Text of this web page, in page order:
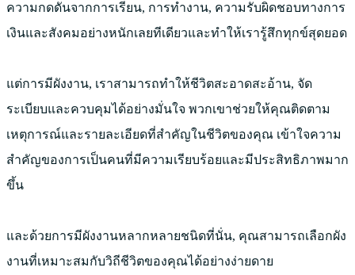
ความกดดันจากการเรียน, การทำงาน, ความรับผิดชอบทางการ
เงินและสังคมอย่างหนักเลยทีเดียวและทำให้เรารู้สึกทุกข์สุดยอด
แต่การมีผังงาน, เราสามารถทำให้ชีวิตสะอาดสะอ้าน, จัด
ระเบียบและควบคุมได้อย่างมั่นใจ พวกเขาช่วยให้คุณติดตาม
เหตุการณ์และรายละเอียดที่สำคัญในชีวิตของคุณ เข้าใจความ
สำคัญของการเป็นคนที่มีความเรียบร้อยและมีประสิทธิภาพมาก
ขึ้น
และด้วยการมีผังงานหลากหลายชนิดที่นั่น, คุณสามารถเลือกผัง
งานที่เหมาะสมกับวิถีชีวิตของคุณได้อย่างง่ายดาย